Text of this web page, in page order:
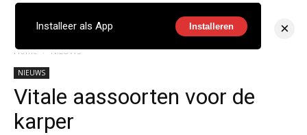
Home NIEUWS
NIEUWS
Vitale aassoorten voor de
karper
Installeer als App Installeren ×